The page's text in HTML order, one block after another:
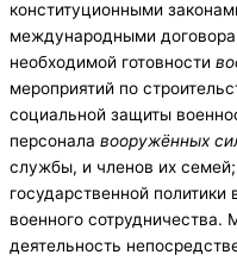
конституционными
международными
необходимой готовности
мероприятий по
социальной защиты
персонала вооружённых
службы, и членов их
государственной
военного
деятельность